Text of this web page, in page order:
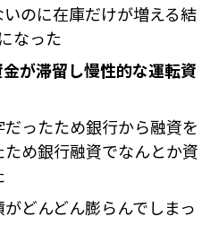
のに在庫だけが増える結
なった
が滞留し慢性的な運転資
ったため銀行から融資を
め銀行融資でなんとか資
どんどん膨らんでしまっ